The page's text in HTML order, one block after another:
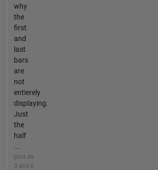
why
the
first
and
last
bars
are
not
entierely
displaying.
Just
the
half
...
plus de
3 ans il